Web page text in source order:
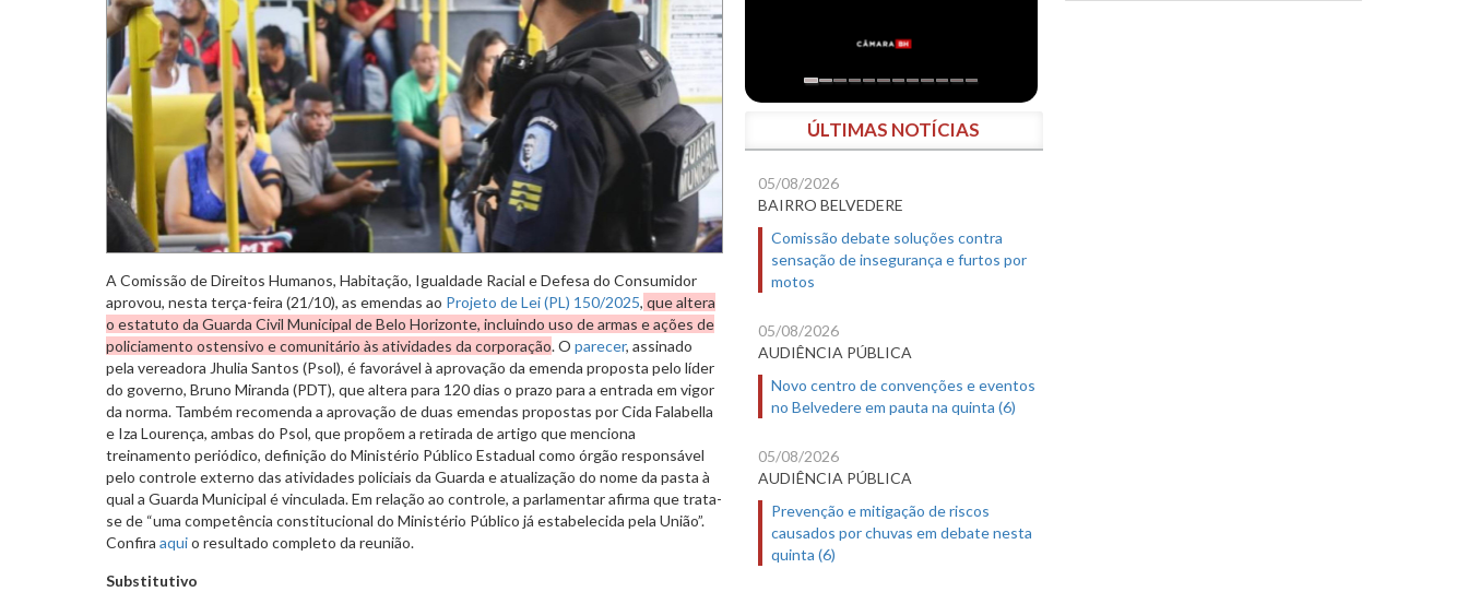
A Comissão de Direitos Humanos, Habitação, Igualdade Racial e Defesa do Consumidor
aprovou, nesta terça-feira (21/10), as emendas ao Projeto de Lei (PL) 150/2025, que altera
o estatuto da Guarda Civil Municipal de Belo Horizonte, incluindo uso de armas e ações de
policiamento ostensivo e comunitário às atividades da corporação. O parecer, assinado
pela vereadora Jhulia Santos (Psol), é favorável à aprovação da emenda proposta pelo líder
do governo, Bruno Miranda (PDT), que altera para 120 dias o prazo para a entrada em vigor
da norma. Também recomenda a aprovação de duas emendas propostas por Cida Falabella
e Iza Lourença, ambas do Psol, que propõem a retirada de artigo que menciona
treinamento periódico, definição do Ministério Público Estadual como órgão responsável
pelo controle externo das atividades policiais da Guarda e atualização do nome da pasta à
qual a Guarda Municipal é vinculada. Em relação ao controle, a parlamentar afirma que trata-
se de “uma competência constitucional do Ministério Público já estabelecida pela União”.
Confira aquio resultado completo da reunião.
Substitutivo
ÚLTIMAS NOTÍCIAS
05/08/2026
BAIRRO BELVEDERE
Comissão debate soluções contra
sensação de insegurança e furtos por
motos
05/08/2026
AUDIÊNCIA PÚBLICA
Novo centro de convenções e eventos
no Belvedere em pauta na quinta (6)
05/08/2026
AUDIÊNCIA PÚBLICA
Prevenção e mitigação de riscos
causados por chuvas em debate nesta
quinta (6)